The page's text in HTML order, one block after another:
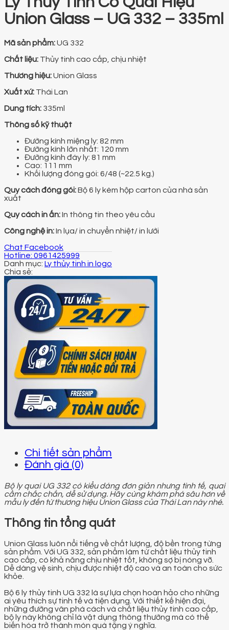
Union Glass – UG 332 – 335ml
Mã sản phẩm:UG 332
Chất liệu: Thủy tinh cao cấp, chịu nhiệt
Thương hiệu:Union Glass
Xuất xứ: Thái Lan
Dung tích: 335ml
Thông số kỹ thuật
Đường kính miệng ly: 82 mm
Đường kính lớn nhất: 120 mm
Đường kính đáy ly: 81 mm
Cao: 111 mm
Khối lượng đóng gói: 6/48 (~22.5 kg.)
Quy cách đóng gói:Bộ 6 ly kèm hộp carton của nhà sản
xuất
Quy cách in ấn:In thông tin theo yêu cầu
Công nghệ in:In lụa/ in chuyển nhiệt/ in lưới
Chat Facebook
Hotline: 0961425999
Danh mục: Ly thủy tinh in logo
Chi tiết sản phẩm
Đánh giá (0)
Bộ ly quai UG 332 có kiểu dáng đơn giản nhưng tinh tế, quai
cầm chắc chắn, dễ sử dụng. Hãy cùng khám phá sâu hơn về
mẫu ly đến từ thương hiệu Union Glass của Thái Lan này nhé.
Thông tin tổng quát
Union Glass luôn nổi tiếng về chất lượng, độ bền trong từng
sản phẩm. Với UG 332, sản phẩm làm từ chất liệu thủy tinh
cao cấp, có khả năng chịu nhiệt tốt, không sợ bị nóng vỡ.
Dễ dàng vệ sinh, chịu được nhiệt độ cao và an toàn cho sức
khỏe.
Bộ 6 ly thủy tinh UG 332 là sự lựa chọn hoàn hảo cho những
ai yêu thích sự tinh tế và tiện dụng. Với thiết kế hiện đại,
những đường vân phá cách và chất liệu thủy tinh cao cấp,
bộ ly này không chỉ là vật dụng thông thường mà có thể
biến hóa trở thành món quà tặng ý nghĩa.